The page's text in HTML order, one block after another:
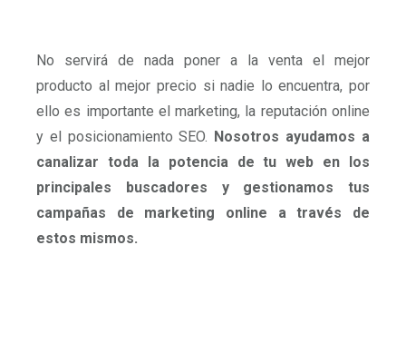
No servirá de nada poner a la venta el mejor
producto al mejor precio si nadie lo encuentra, por
ello es importante el marketing, la reputación online
y el posicionamiento SEO. Nosotros ayudamos a
canalizar toda la potencia de tu web en los
principales buscadores y gestionamos tus
campañas de marketing online a través de
estos mismos.